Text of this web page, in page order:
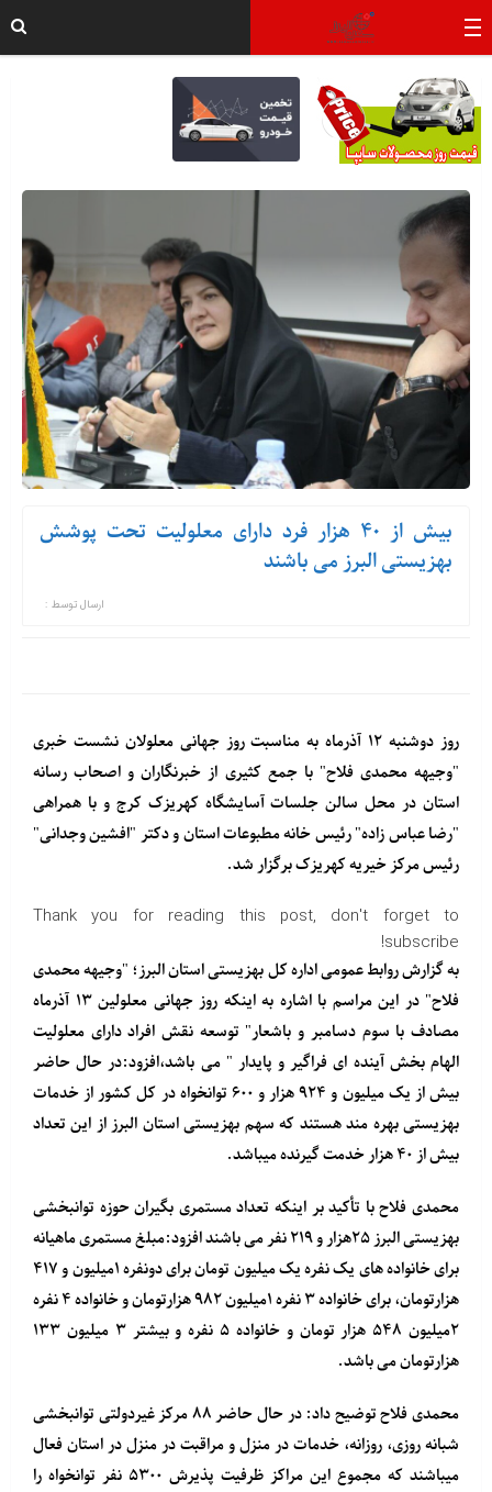
بیش از ۴۰ هزار فرد دارای معلولیت تحت پوشش
بهزیستی البرز می باشند
ارسال توسط :
روز دوشنبه ۱۲ آذرماه به مناسبت روز جهانی معلولان نشست خبری
"وجیهه محمدی فلاح" با جمع کثیری از خبرنگاران و اصحاب رسانه
استان در محل سالن جلسات آسایشگاه کهریزک کرج و با همراهی
"رضا عباس زاده" رئیس خانه مطبوعات استان و دکتر "افشین وجدانی"
رئیس مرکز خیریه کهریزک برگزار شد.
Thank you for reading this post, don't forget to
subscribe!
به گزارش روابط عمومی اداره کل بهزیستی استان البرز؛ "وجیهه محمدی
فلاح" در این مراسم با اشاره به اینکه روز جهانی معلولین ۱۳ آذرماه
مصادف با سوم دسامبر و باشعار" توسعه نقش افراد دارای معلولیت
الهام بخش آینده ای فراگیر و پایدار " می باشد،افزود:در حال حاضر
بیش از یک میلیون و ۹۲۴ هزار و ۶۰۰ توانخواه در کل کشور از خدمات
بهزیستی بهره مند هستند که سهم بهزیستی استان البرز از این تعداد
بیش از ۴۰ هزار خدمت گیرنده میباشد.
محمدی فلاح با تأکید بر اینکه تعداد مستمری بگیران حوزه توانبخشی
بهزیستی البرز ۲۵هزار و ۲۱۹ نفر می باشند افزود:مبلغ مستمری ماهیانه
برای خانواده های یک نفره یک میلیون تومان برای دونفره ۱میلیون و ۴۱۷
هزارتومان، برای خانواده ۳ نفره ۱میلیون ۹۸۲ هزارتومان و خانواده ۴ نفره
۲میلیون ۵۴۸ هزار تومان و خانواده ۵ نفره و بیشتر ۳ میلیون ۱۳۳
هزارتومان می باشد.
محمدی فلاح توضیح داد: در حال حاضر ۸۸ مرکز غیردولتی توانبخشی
شبانه روزی، روزانه، خدمات در منزل و مراقبت در منزل در استان فعال
میباشند که مجموع این مراکز ظرفیت پذیرش ۵۳۰۰ نفر توانخواه را